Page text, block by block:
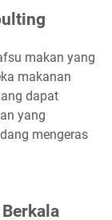
makan yang
makanan
dapat
yang
mengeras